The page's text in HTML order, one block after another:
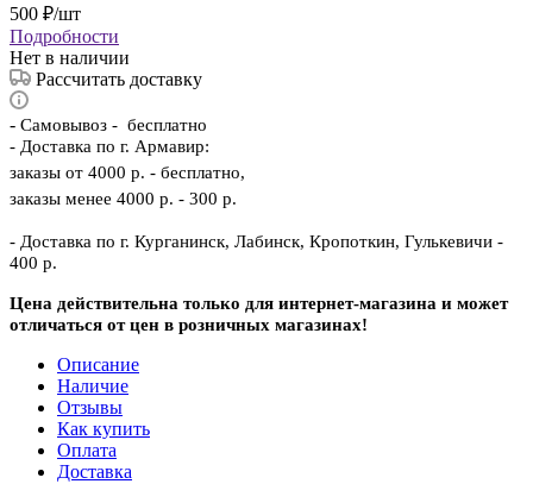
500 ₽/шт
Подробности
Нет в наличии
Рассчитать доставку
- Самовывоз - бесплатно
- Доставка по г. Армавир:
заказы от 4000 р. - бесплатно,
заказы менее 4000 р. - 300 р.
- Доставка по г. Курганинск, Лабинск, Кропоткин, Гулькевичи -
400 р.
Цена действительна только для интернет-магазина и может
отличаться от цен в розничных магазинах!
Описание
Наличие
Отзывы
Как купить
Оплата
Доставка